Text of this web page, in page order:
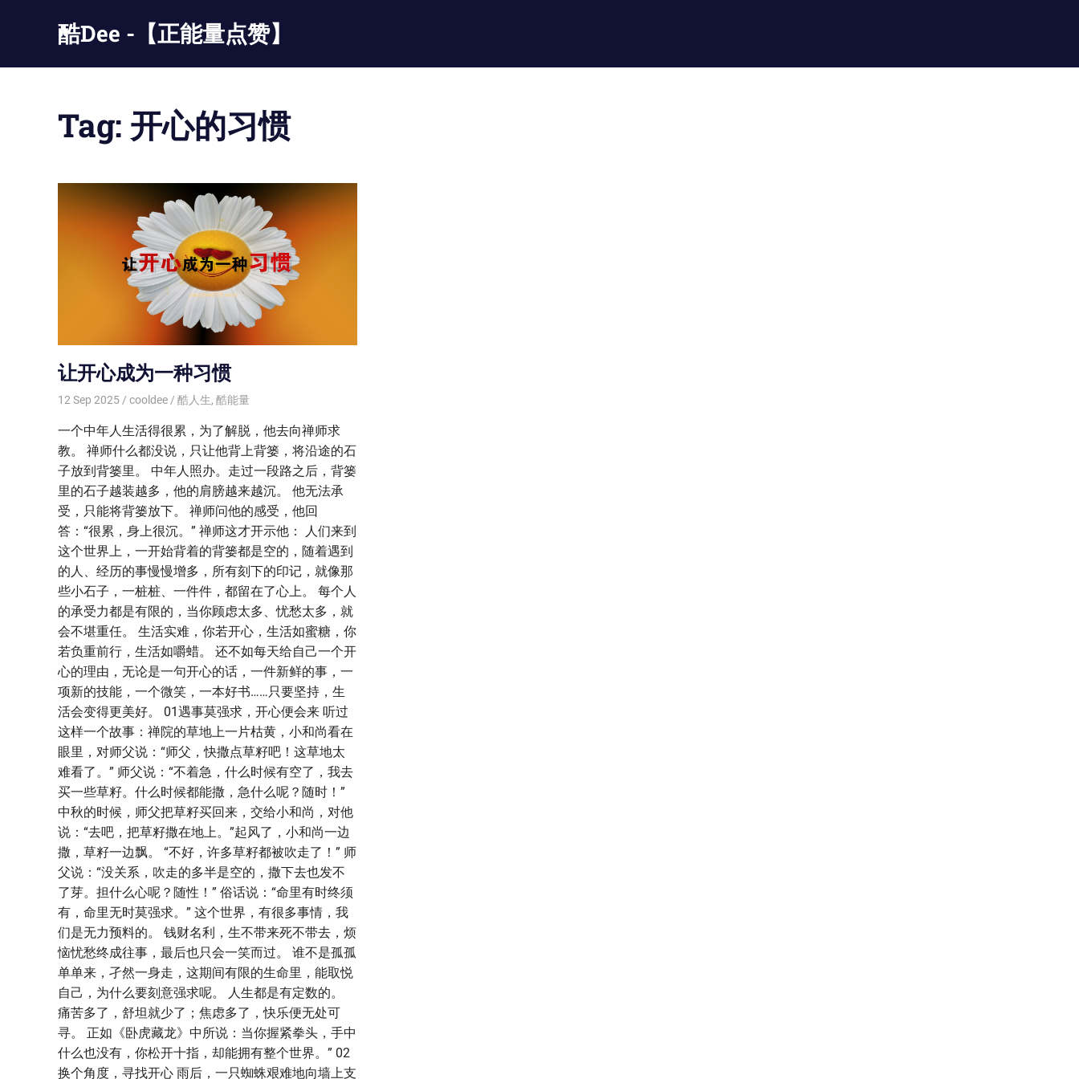
酷Dee -【正能量点赞】
酷
只
酷
Tag: 开心的习惯
让开心成为一种习惯
12 Sep 2025 cooldee 酷人生, 酷能量
一个中年人生活得很累，为了解脱，他去向禅师求
教。 禅师什么都没说，只让他背上背篓，将沿途的石
子放到背篓里。 中年人照办。走过一段路之后，背篓
里的石子越装越多，他的肩膀越来越沉。 他无法承
受，只能将背篓放下。 禅师问他的感受，他回
答：“很累，身上很沉。” 禅师这才开示他： 人们来到
这个世界上，一开始背着的背篓都是空的，随着遇到
的人、经历的事慢慢增多，所有刻下的印记，就像那
些小石子，一桩桩、一件件，都留在了心上。 每个人
的承受力都是有限的，当你顾虑太多、忧愁太多，就
会不堪重任。 生活实难，你若开心，生活如蜜糖，你
若负重前行，生活如嚼蜡。 还不如每天给自己一个开
心的理由，无论是一句开心的话，一件新鲜的事，一
项新的技能，一个微笑，一本好书……只要坚持，生
活会变得更美好。 01遇事莫强求，开心便会来 听过
这样一个故事：禅院的草地上一片枯黄，小和尚看在
眼里，对师父说：“师父，快撒点草籽吧！这草地太
难看了。” 师父说：“不着急，什么时候有空了，我去
买一些草籽。什么时候都能撒，急什么呢？随时！”
中秋的时候，师父把草籽买回来，交给小和尚，对他
说：“去吧，把草籽撒在地上。”起风了，小和尚一边
撒，草籽一边飘。 “不好，许多草籽都被吹走了！” 师
父说：“没关系，吹走的多半是空的，撒下去也发不
了芽。担什么心呢？随性！” 俗话说：“命里有时终须
有，命里无时莫强求。” 这个世界，有很多事情，我
们是无力预料的。 钱财名利，生不带来死不带去，烦
恼忧愁终成往事，最后也只会一笑而过。 谁不是孤孤
单单来，孑然一身走，这期间有限的生命里，能取悦
自己，为什么要刻意强求呢。 人生都是有定数的。
痛苦多了，舒坦就少了；焦虑多了，快乐便无处可
寻。 正如《卧虎藏龙》中所说：当你握紧拳头，手中
什么也没有，你松开十指，却能拥有整个世界。” 02
换个角度，寻找开心 雨后，一只蜘蛛艰难地向墙上支